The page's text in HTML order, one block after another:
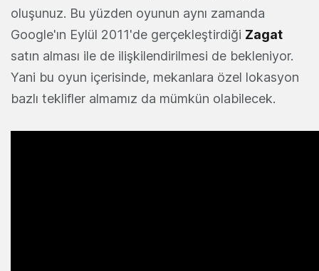
oluşunuz. Bu yüzden oyunun aynı zamanda
Google'ın Eylül 2011'de gerçekleştirdiği Zagat
satın alması ile de ilişkilendirilmesi de bekleniyor.
Yani bu oyun içerisinde, mekanlara özel lokasyon
bazlı teklifler almamız da mümkün olabilecek.